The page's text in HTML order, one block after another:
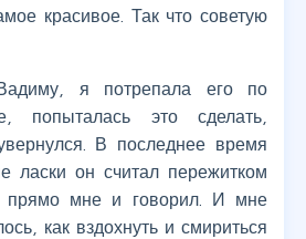
красивое. Так что советую
я потрепала его по
попыталась это сделать,
В последнее время
ласки он считал пережитком
прямо мне и говорил. И мне
как вздохнуть и смириться